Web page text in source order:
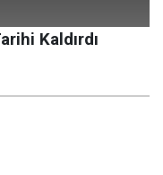
Kaldırdı